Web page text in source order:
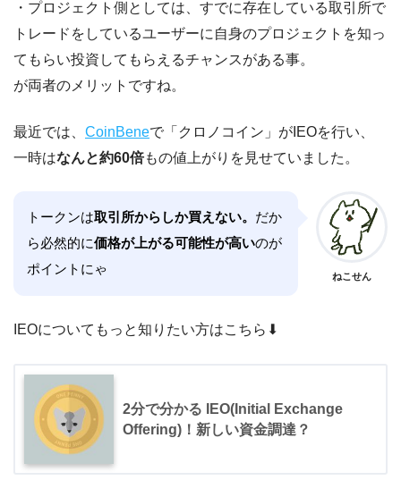
・プロジェクト側としては、すでに存在している取引所で
トレードをしているユーザーに自身のプロジェクトを知っ
てもらい投資してもらえるチャンスがある事。
が両者のメリットですね。
最近では、 CoinBeneで「クロノコイン」がIEOを行い、
一時はなんと約60倍もの値上がりを見せていました。
トークンは取引所からしか買えない。 だか
ら必然的に価格が上がる可能性が高いのが
ポイントにゃ
ねこせん
IEOについてもっと知りたい方はこちら⬇︎
2分で分かる IEO(Initial Exchange
Offering)！新しい資金調達？